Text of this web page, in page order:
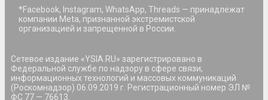
*Facebook, Instagram, WhatsApp, Threads — принадлежат
компании Meta, признанной экстремистской
организацией и запрещенной в России.
Сетевое издание «YSIA.RU» зарегистрировано в
Федеральной службе по надзору в сфере связи,
информационных технологий и массовых коммуникаций
(Роскомнадзор) 06.09.2019 г. Регистрационный номер ЭЛ №
ФС 77 — 76613.